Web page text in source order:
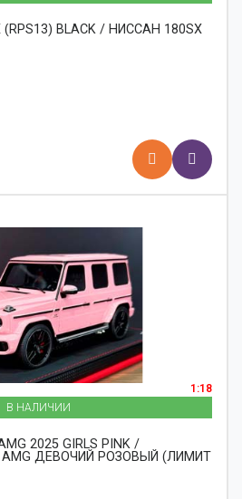
(RPS13) BLACK / НИССАН 180SX
1:18
В НАЛИЧИИ
2025 GIRLS PINK /
ДЕВОЧИЙ РОЗОВЫЙ (ЛИМИТ